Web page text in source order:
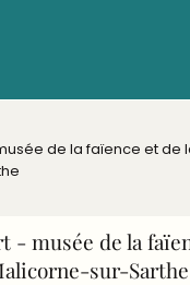
de la faïence et de
- musée de la
sur-Sarthe